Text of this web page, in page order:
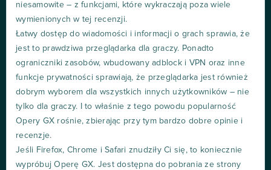
niesamowite – z funkcjami, które wykraczają poza wiele
wymienionych w tej recenzji.
Łatwy dostęp do wiadomości i informacji o grach sprawia, że
jest to prawdziwa przeglądarka dla graczy. Ponadto
ograniczniki zasobów, wbudowany adblock i VPN oraz inne
funkcje prywatności sprawiają, że przeglądarka jest również
dobrym wyborem dla wszystkich innych użytkowników – nie
tylko dla graczy. I to właśnie z tego powodu popularność
Opery GX rośnie, zbierając przy tym bardzo dobre opinie i
recenzje.
Jeśli Firefox, Chrome i Safari znudziły Ci się, to koniecznie
wypróbuj Operę GX. Jest dostępna do pobrania ze strony